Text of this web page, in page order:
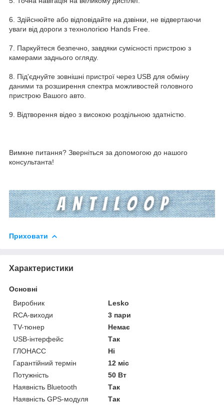
6. Здійснюйте або відповідайте на дзвінки, не відвертаючи
уваги від дороги з технологією Hands Free.
7. Паркуйтеся безпечно, завдяки сумісності пристрою з
камерами заднього огляду.
8. Під'єднуйте зовнішні пристрої через USB для обміну
даними та розширення спектра можливостей головного
пристрою Вашого авто.
9. Відтворення відео з високою роздільною здатністю.
Вимкне питання? Зверніться за допомогою до нашого
консультанта!
Приховати
Характеристики
Основні
Виробник
Lesko
RCA-виходи
3 пари
TV-тюнер
Немає
USB-інтерфейс
Так
ГЛОНАСС
Ні
Гарантійний термін
12 міс
Потужність
50 Вт
Наявність Bluetooth
Так
Наявність GPS-модуля
Так